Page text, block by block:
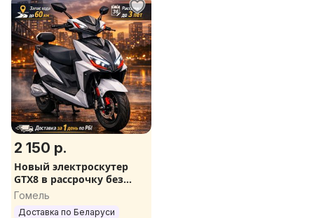
2 150 р.
Новый электроскутер
GTX8 в рассрочку без
банка на три года
Доставка по РБ
Гомель
Доставка по Беларуси